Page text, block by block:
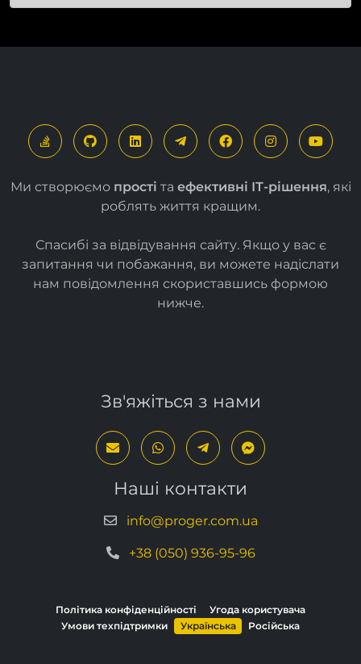
Ми створюємо прості таефективні ІТ-рішення
роблять життя кращим.
Спасибі за відвідування сайту. Якщо у вас є
запитання чи побажання, ви можете надіслати
нам повідомлення скориставшись формою
нижче
Наші контакти
info@proger.com.ua
+38 (050) 936-95-96